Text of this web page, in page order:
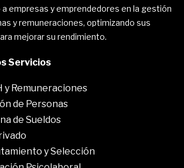
a empresas y emprendedores en la gestión
y remuneraciones, optimizando sus
mejorar su rendimiento.
Servicios
y Remuneraciones
de Personas
de Sueldos
y Selección